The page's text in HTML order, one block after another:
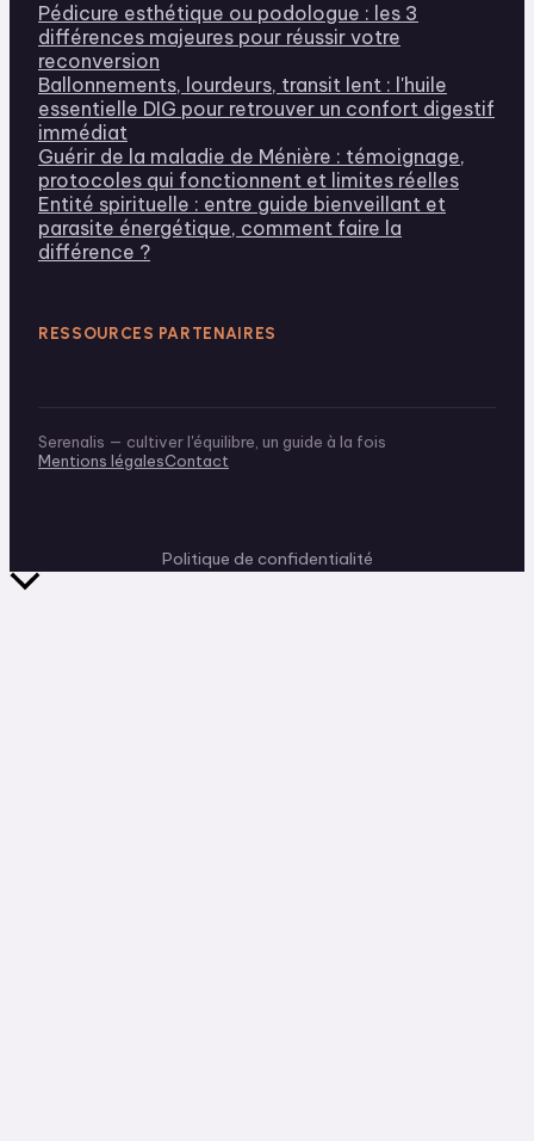
Pédicure esthétique ou podologue : les 3
différences majeures pour réussir votre
reconversion
Ballonnements, lourdeurs, transit lent : l'huile
essentielle DIG pour retrouver un confort digestif
immédiat
Guérir de la maladie de Ménière : témoignage,
protocoles qui fonctionnent et limites réelles
Entité spirituelle : entre guide bienveillant et
parasite énergétique, comment faire la
différence ?
RESSOURCES PARTENAIRES
Serenalis — cultiver l'équilibre, un guide à la fois
Mentions légalesContact
Politique de confidentialité